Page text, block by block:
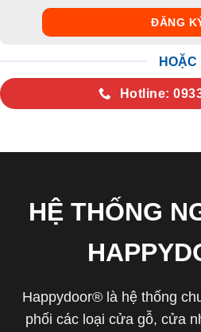
HOẶC
Hotline:
HỆ THỐNG
Happydoor® là hệ thống
phối các loại cửa gỗ, cửa